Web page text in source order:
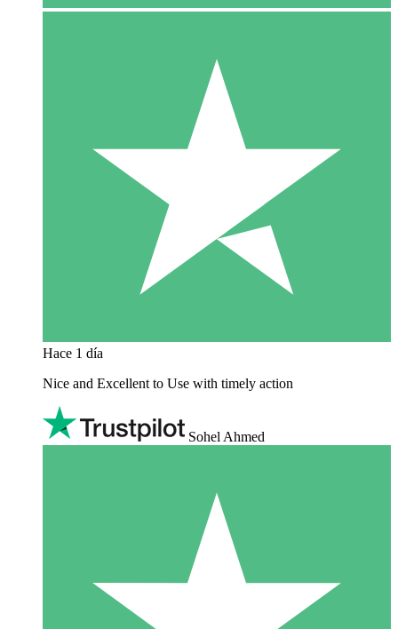
Hace 1 día
Nice and Excellent to Use with timely action
Sohel Ahmed